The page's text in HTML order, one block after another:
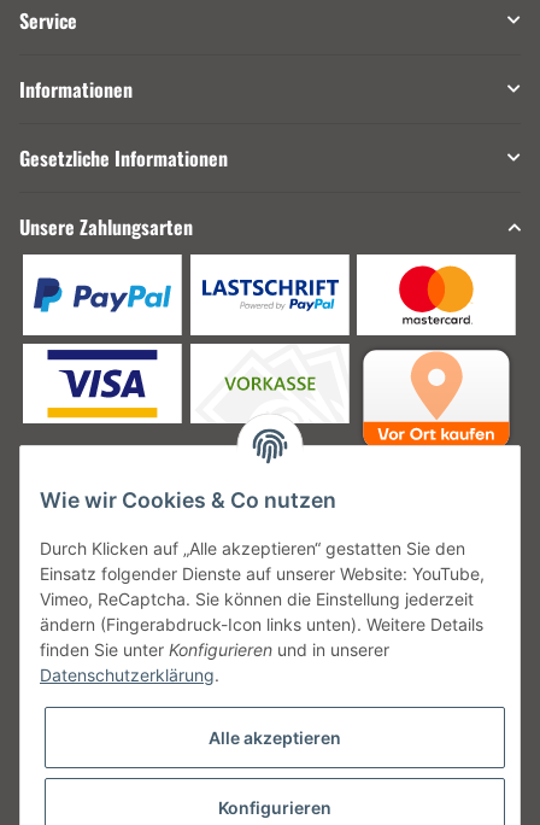
Service
Informationen
Gesetzliche Informationen
Unsere Zahlungsarten
Unsere Versanddienstleister
Unsere Communities
Vertrag widerrufen
Wie wir Cookies & Co nutzen
Durch Klicken auf „Alle akzeptieren“ gestatten Sie den
Einsatz folgender Dienste auf unserer Website: YouTube,
Vimeo, ReCaptcha. Sie können die Einstellung jederzeit
ändern (Fingerabdruck-Icon links unten). Weitere Details
finden Sie unter Konfigurieren und in unserer
Datenschutzerklärung.
Alle akzeptieren
Konfigurieren